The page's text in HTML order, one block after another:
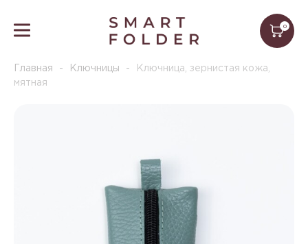
0
Главная - Ключницы -
Ключница, зернистая кожа,
мятная